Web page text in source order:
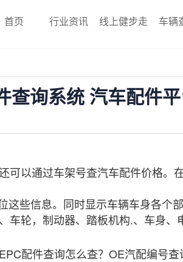
首页 行业资讯 线上健步走 车辆
查询系统 汽车配件
以通过车架号查汽车配件价格。
些信息。同时显示车辆车身各个
车轮，制动器、踏板机构.、车身、
配件查询怎么查？OE汽配编号查